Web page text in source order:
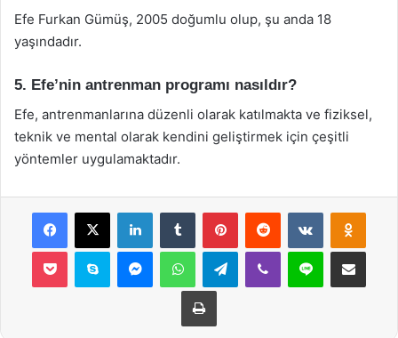
Efe Furkan Gümüş, 2005 doğumlu olup, şu anda 18
yaşındadır.
5. Efe’nin antrenman programı nasıldır?
Efe, antrenmanlarına düzenli olarak katılmakta ve fiziksel,
teknik ve mental olarak kendini geliştirmek için çeşitli
yöntemler uygulamaktadır.
Facebook
X LinkedInTumblr PinterestReddit VKontakte
Pocket Skype MessengerWhatsAppTelegramViber Line E-Posta ile
Yazdır